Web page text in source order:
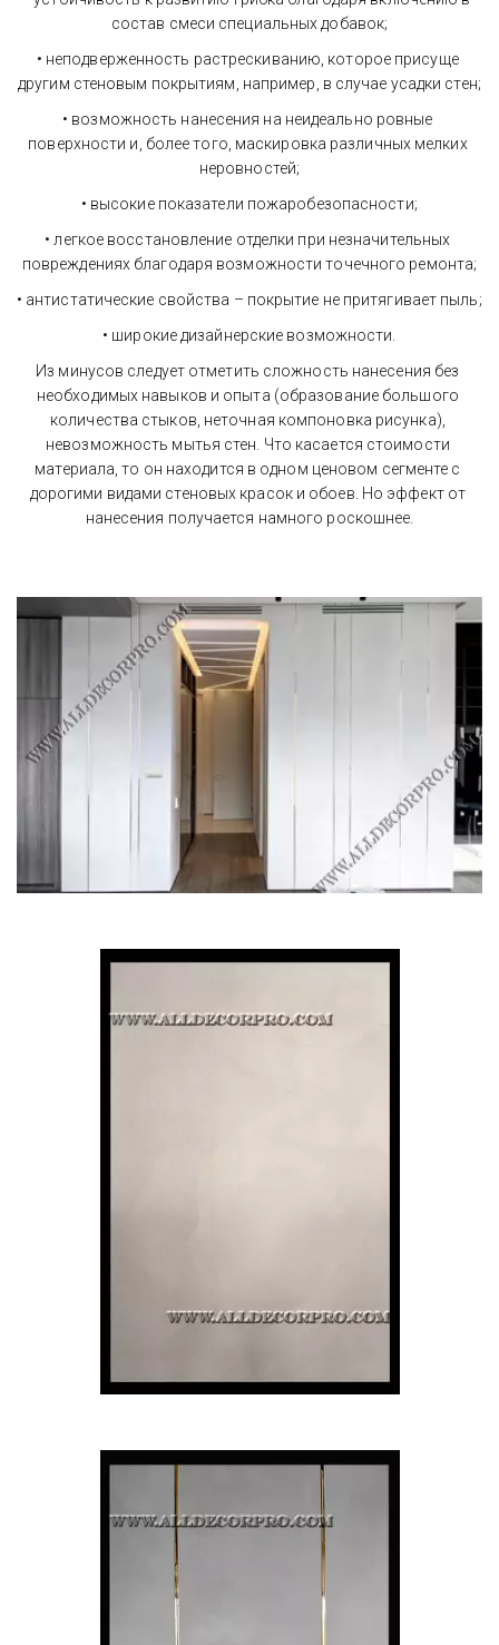
состав смеси специальных добавок;
• неподверженность растрескиванию, которое присуще
другим стеновым покрытиям, например, в случае усадки стен;
• возможность нанесения на неидеально ровные
поверхности и, более того, маскировка различных мелких
неровностей;
• высокие показатели пожаробезопасности;
• легкое восстановление отделки при незначительных
повреждениях благодаря возможности точечного ремонта;
• антистатические свойства – покрытие не притягивает пыль;
• широкие дизайнерские возможности.
Из минусов следует отметить сложность нанесения без
необходимых навыков и опыта (образование большого
количества стыков, неточная компоновка рисунка),
невозможность мытья стен. Что касается стоимости
материала, то он находится в одном ценовом сегменте с
дорогими видами стеновых красок и обоев. Но эффект от
нанесения получается намного роскошнее.